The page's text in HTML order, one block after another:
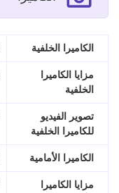
الكاميرا الخلفية
مزايا الكاميرا
الخلفية
تصوير الفيديو
للكاميرا الخلفية
الكاميرا الأمامية
مزايا الكاميرا